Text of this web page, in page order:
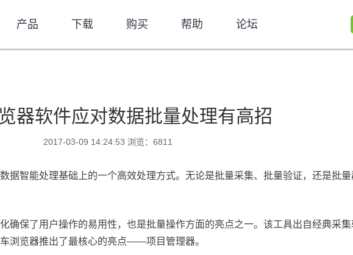
产品 下载 购买 帮助 论坛
器软件应对数据批量处理有高招
2017-03-09 14:24:53 浏览：6811
据智能处理基础上的一个高效处理方式。无论是批量采集、批量验证，还是批
保了用户操作的易用性，也是批量操作方面的亮点之一。该工具出自经典采集
浏览器推出了最核心的亮点——项目管理器。